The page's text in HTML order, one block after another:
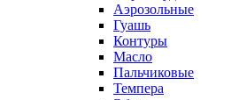
Аэрозольные
Гуашь
Контуры
Масло
Пальчиковые
Темпера